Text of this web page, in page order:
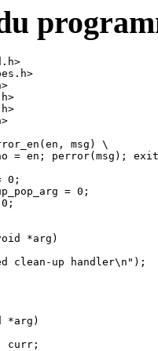
msg) \
= en; perror(msg);
0;
= 0;
*arg)
clean-up handler\n");
*arg)
curr;